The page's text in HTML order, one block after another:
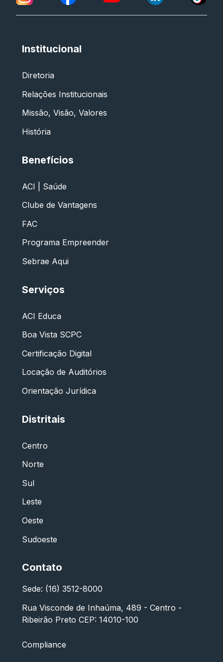
Institucional
Diretoria
Relações Institucionais
Missão, Visão, Valores
História
Benefícios
ACI | Saúde
Clube de Vantagens
FAC
Programa Empreender
Sebrae Aqui
Serviços
ACI Educa
Boa Vista SCPC
Certificação Digital
Locação de Auditórios
Orientação Jurídica
Distritais
Centro
Norte
Sul
Leste
Oeste
Sudoeste
Contato
Sede: (16) 3512-8000
Rua Visconde de Inhaúma, 489 - Centro -
Ribeirão Preto CEP: 14010-100
Compliance